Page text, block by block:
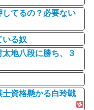
てるの？必要ない
いる奴
太地八段に勝ち、３
資格懸かる白玲戦